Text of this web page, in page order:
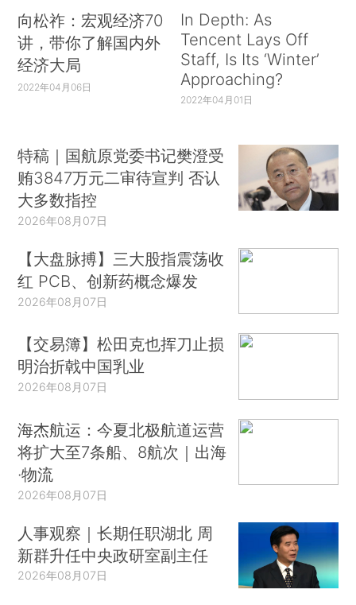
向松祚：宏观经济70
讲，带你了解国内外
经济大局
2022年04月06日
In Depth: As
Tencent Lays Off
Staff, Is Its ‘Winter’
Approaching?
2022年04月01日
特稿｜国航原党委书记樊澄受
贿3847万元二审待宣判 否认
大多数指控
2026年08月07日
【大盘脉搏】三大股指震荡收
红 PCB、创新药概念爆发
2026年08月07日
【交易簿】松田克也挥刀止损
明治折戟中国乳业
2026年08月07日
海杰航运：今夏北极航道运营
将扩大至7条船、8航次｜出海
·物流
2026年08月07日
人事观察｜长期任职湖北 周
新群升任中央政研室副主任
2026年08月07日